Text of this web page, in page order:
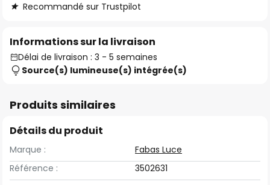
Recommandé sur Trustpilot
Informations sur la livraison
Délai de livraison : 3 - 5 semaines
Source(s) lumineuse(s) intégrée(s)
Produits similaires
Détails du produit
Marque :
Fabas Luce
Référence :
3502631